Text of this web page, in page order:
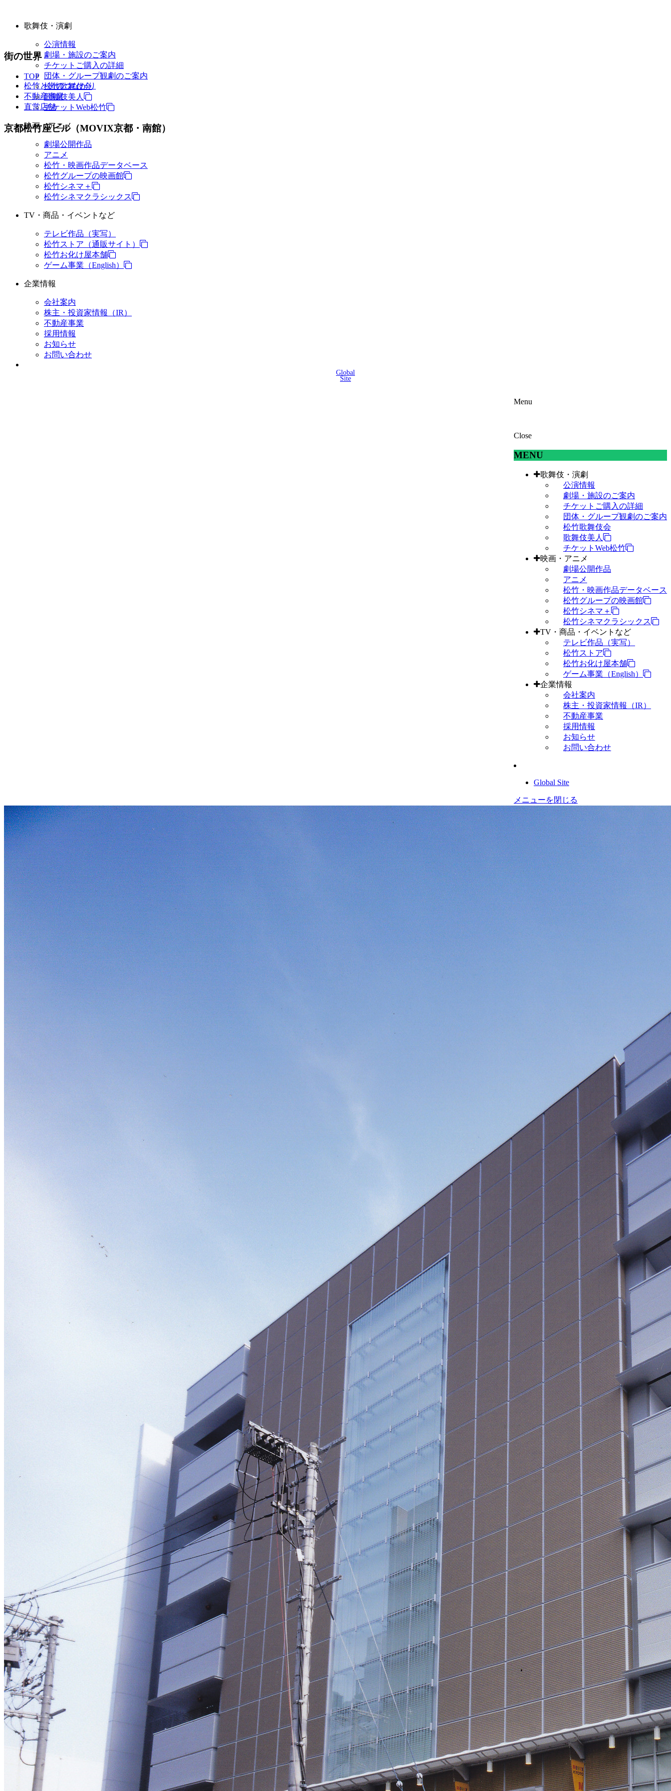
歌舞伎・演劇
公演情報
劇場・施設のご案内
チケットご購入の詳細
団体・グループ観劇のご案内
松竹歌舞伎会
歌舞伎美人
チケットWeb松竹
映画・アニメ
劇場公開作品
アニメ
松竹・映画作品データベース
松竹グループの映画館
松竹シネマ＋
松竹シネマクラシックス
TV・商品・イベントなど
テレビ作品（実写）
松竹ストア（通販サイト）
松竹お化け屋本舗
ゲーム事業（English）
企業情報
会社案内
株主・投資家情報（IR）
不動産事業
採用情報
お知らせ
お問い合わせ
Global
Site
Menu
Close
MENU
歌舞伎・演劇
公演情報
劇場・施設のご案内
チケットご購入の詳細
団体・グループ観劇のご案内
松竹歌舞伎会
歌舞伎美人
チケットWeb松竹
映画・アニメ
劇場公開作品
アニメ
松竹・映画作品データベース
松竹グループの映画館
松竹シネマ＋
松竹シネマクラシックス
TV・商品・イベントなど
テレビ作品（実写）
松竹ストア
松竹お化け屋本舗
ゲーム事業（English）
企業情報
会社案内
株主・投資家情報（IR）
不動産事業
採用情報
お知らせ
お問い合わせ
Global Site
メニューを閉じる
街の世界
TOP
松竹と街のつながり
不動産事業
直営店舗
京都松竹座ビル（MOVIX京都・南館）